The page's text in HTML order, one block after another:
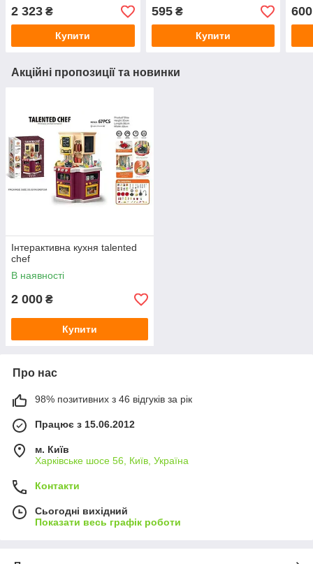
2 323 ₴
Купити
595₴
Купити
600
Акційні пропозиції та новинки
Інтерактивна кухня talented
chef
В наявності
2 000 ₴
Купити
Про нас
98% позитивних з 46 відгуків за рік
Працює з 15.06.2012
м. Київ
Харківське шосе 56, Київ, Україна
Контакти
Сьогодні вихідний
Показати весь графік роботи